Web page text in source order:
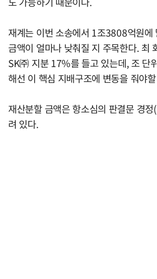
재계는 이번 소송에서 1조3808억원에
금액이 얼마나 낮춰질 지 주목한다. 최
SK㈜ 지분 17%를 들고 있는데, 조 단
해선 이 핵심 지배구조에 변동을 줘야
재산분할 금액은 항소심의 판결문 경
려 있다.